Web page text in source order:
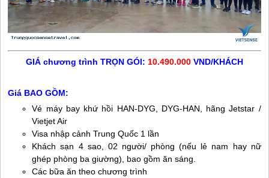
GIÁ chương trình TRỌN GÓI: 10.490.000 VND/KHÁCH
Giá BAO GỒM:
Vé máy bay khứ hồi HAN-DYG, DYG-HAN, hãng Jetstar /
Vietjet Air
Visa nhập cảnh Trung Quốc 1 lần
Khách sạn 4 sao, 02 người/ phòng (nếu lẻ nam hay nữ
ghép phòng ba giường), bao gồm ăn sáng.
Các bữa ăn theo chương trình